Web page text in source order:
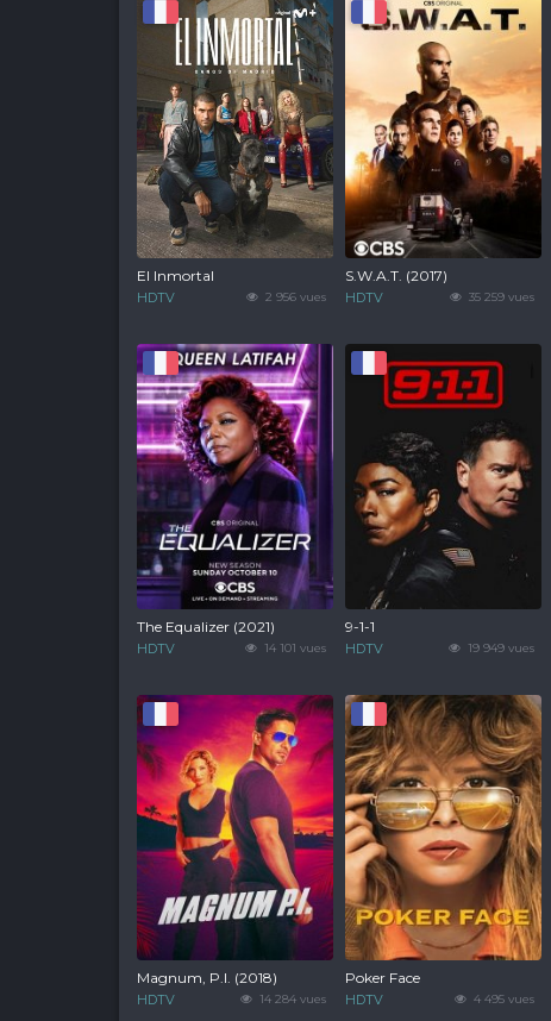
2 956 vues
El Inmortal
HDTV 35 259 vues
S.W.A.T. (2017)
HDTV
14 101 vues
The Equalizer (2021)
HDTV 19 949 vues
9-1-1
HDTV
14 284 vues
Magnum, P.I. (2018)
HDTV 4 495 vues
Poker Face
HDTV